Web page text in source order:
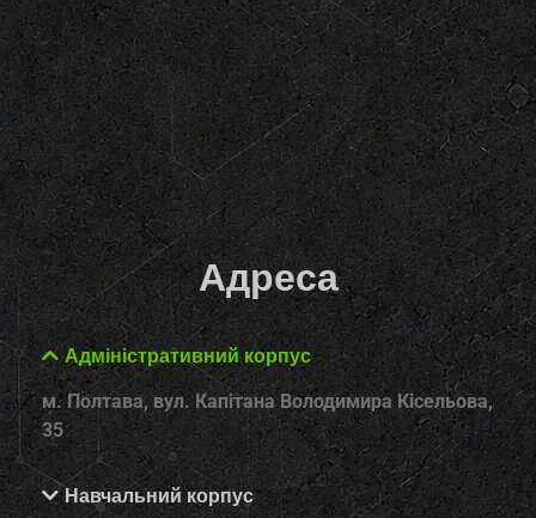
Адреса
Адміністративний корпус
м. Полтава, вул. Капітана Володимира Кісельова,
35
Навчальний корпус